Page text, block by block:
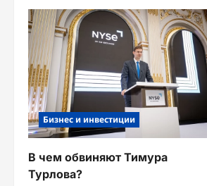
и
Надежность
для
Вашего
Дома
Бизнес и инвестиции
В чем обвиняют Тимура
Турлова?